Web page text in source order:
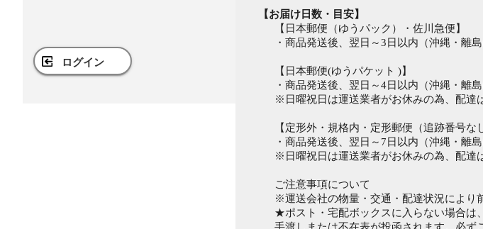
ログイン
【お届け日数・目安】
【日本郵便（ゆうパック）・佐川急便】
・商品発送後、翌日～3日以内（沖縄・離島
【日本郵便(ゆうパケット )】
・商品発送後、翌日～4日以内（沖縄・離島
※日曜祝日は運送業者がお休みの為、配達
【定形外・規格内・定形郵便（追跡番号な
・商品発送後、翌日～7日以内（沖縄・離島
※日曜祝日は運送業者がお休みの為、配達
ご注意事項について
※運送会社の物量・交通・配達状況により
★ポスト・宅配ボックスに入らない場合は、